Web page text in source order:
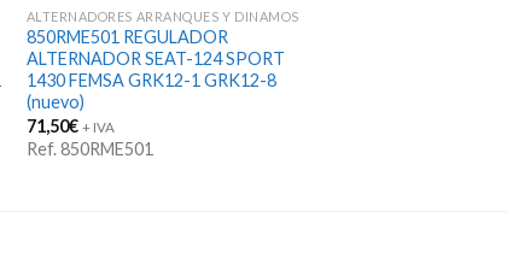
ALTERNADORES ARRANQUES Y DINAMOS
850RME501 REGULADOR
ALTERNADOR SEAT-124 SPORT
1430 FEMSA GRK12-1 GRK12-8
(nuevo)
71,50€ + IVA
Ref. 850RME501